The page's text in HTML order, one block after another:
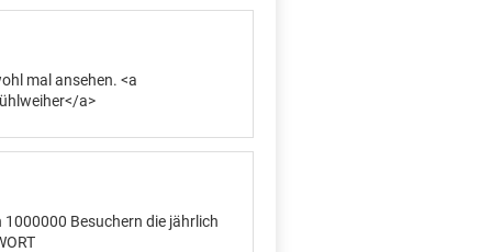
mal ansehen. <a
a>
Besuchern die jährlich